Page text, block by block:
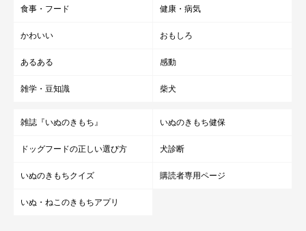
食事・フード 健康・病気
かわいい おもしろ
あるある 感動
雑学・豆知識 柴犬
雑誌『いぬのきもち』 いぬのきもち健保
ドッグフードの正しい選び方 犬診断
いぬのきもちクイズ 購読者専用ページ
いぬ・ねこのきもちアプリ